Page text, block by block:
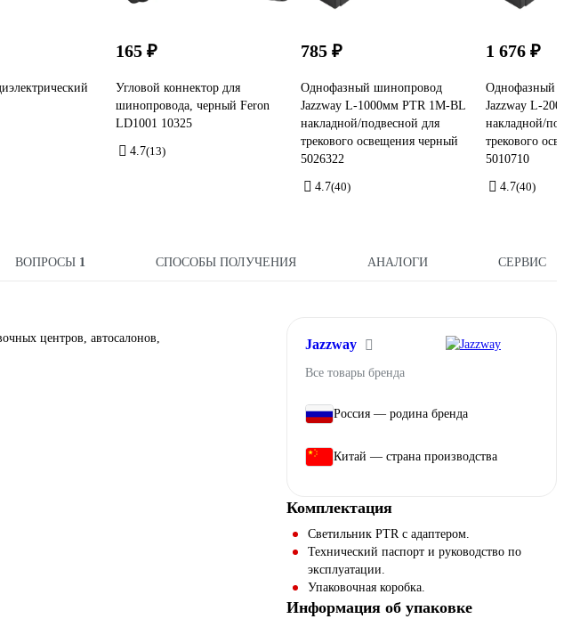
165 ₽
Угловой коннектор для
шинопровода, черный Feron
LD1001 10325
4.7(13)
785 ₽
Однофазный шинопровод
Jazzway L-1000мм PTR 1M-BL
накладной/подвесной для
трекового освещения черный
5026322
4.7(40)
1 676 ₽
Однофазный
Jazzway L-
накладной/
трекового
5010710
4.7(40)
ВОПРОСЫ 1 СПОСОБЫ ПОЛУЧЕНИЯ АНАЛОГИ СЕРВИС
центров, автосалонов,
Jazzway
Все товары бренда
Россия — родина бренда
Китай — страна производства
Комплектация
Светильник PTR с адаптером.
Технический паспорт и руководство по
эксплуатации.
Упаковочная коробка.
Информация об упаковке